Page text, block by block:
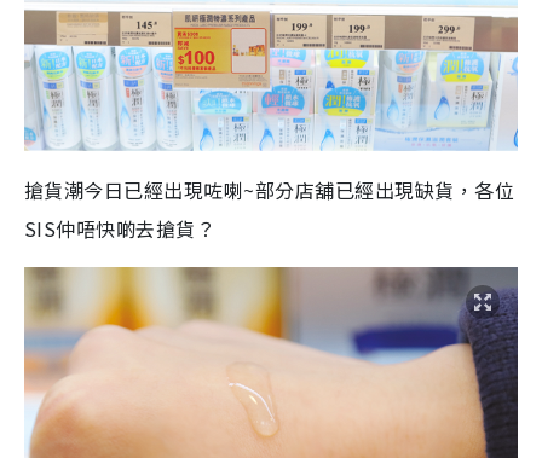
搶貨潮今日已經出現咗喇~部分店舖已經出現缺貨，各位
SIS仲唔快啲去搶貨？